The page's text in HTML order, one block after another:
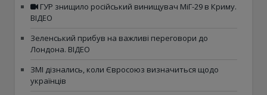
ГУР знищило російський винищувач МіГ-29 в Криму.
ВІДЕО
Зеленський прибув на важливі переговори до
Лондона. ВІДЕО
ЗМІ дізнались, коли Євросоюз визначиться щодо
українців